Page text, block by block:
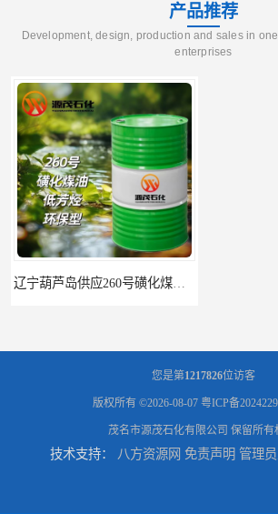
产品推荐
Development, design, production and sales in
enterprises
您是第1217826位访客
版权所有 ©2026-08-07 粤ICP备
茂名市源茂石化有限公司 保留所有
技术支持： 八方资源网 免责声明 管理